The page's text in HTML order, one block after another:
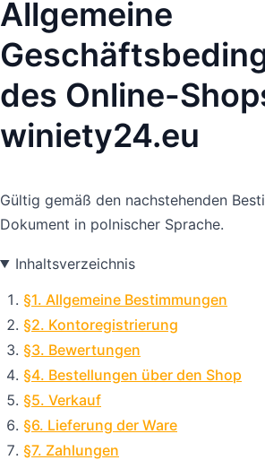
Allgemeine
des Online-
winiety24.eu
Gültig gemäß den nachstehenden
Dokument in polnischer Sprache.
Inhaltsverzeichnis
§1. Allgemeine Bestimmungen
§2. Kontoregistrierung
§3. Bewertungen
§4. Bestellungen über den Shop
§5. Verkauf
§6. Lieferung der Ware
§7. Zahlungen